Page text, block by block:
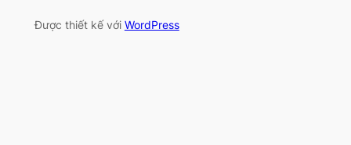
Được thiết kế với WordPress